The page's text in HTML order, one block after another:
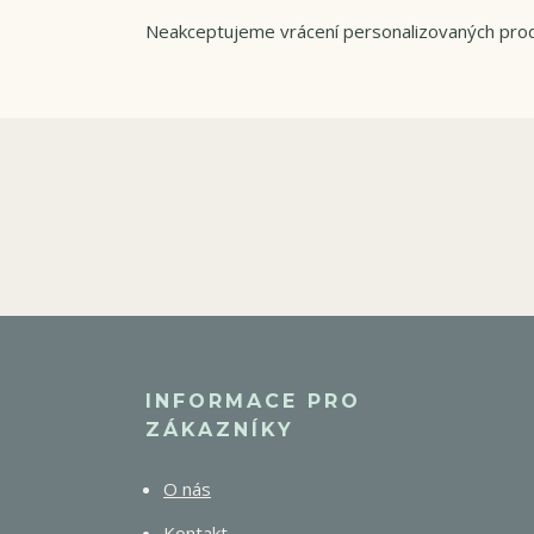
Neakceptujeme vrácení personalizovaných
INFORMACE PRO
ZÁKAZNÍKY
O nás